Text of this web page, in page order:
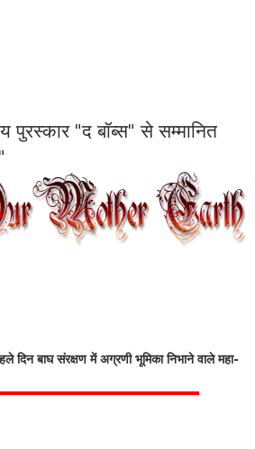
पुरस्कार "द बॉब्स" से सम्मानित
दिन बाघ संरक्षण में अग्रणी भूमिका निभाने वाले महा-